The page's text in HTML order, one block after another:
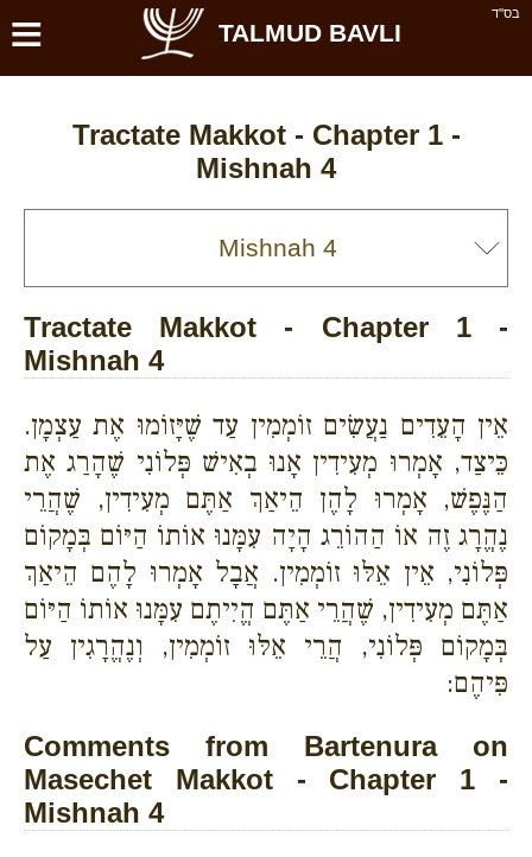
בס''ד ≡ TALMUD BAVLI
Tractate Makkot - Chapter 1 -
Mishnah 4
Tractate Makkot - Chapter 1 -
Mishnah 4
אֵין הָעֵדִים נַעֲשִׂים זוֹמְמִין עַד שֶׁיָּזוֹמוּ אֶת עַצְמָן.
כֵּיצַד, אָמְרוּ מְעִידִין אָנוּ בְאִישׁ פְּלוֹנִי שֶׁהָרַג אֶת
הַנֶּפֶשׁ, אָמְרוּ לָהֶן הֵיאַךְ אַתֶּם מְעִידִין, שֶׁהֲרֵי
נֶהֱרָג זֶה אוֹ הַהוֹרֵג הָיָה עִמָּנוּ אוֹתוֹ הַיּוֹם בְּמָקוֹם
פְּלוֹנִי, אֵין אֵלּוּ זוֹמְמִין. אֲבָל אָמְרוּ לָהֶם הֵיאַךְ
אַתֶּם מְעִידִין, שֶׁהֲרֵי אַתֶּם הֱיִיתֶם עִמָּנוּ אוֹתוֹ הַיּוֹם
בְּמָקוֹם פְּלוֹנִי, הֲרֵי אֵלּוּ זוֹמְמִין, וְנֶהֱרָגִין עַל
פִּיהֶם:
Comments from Bartenura on
Masechet Makkot - Chapter 1 -
Mishnah 4